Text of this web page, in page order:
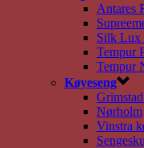
Antares
Silk Lux
Tempur
Tempur
Køyeseng
Nørholm
Vinstra